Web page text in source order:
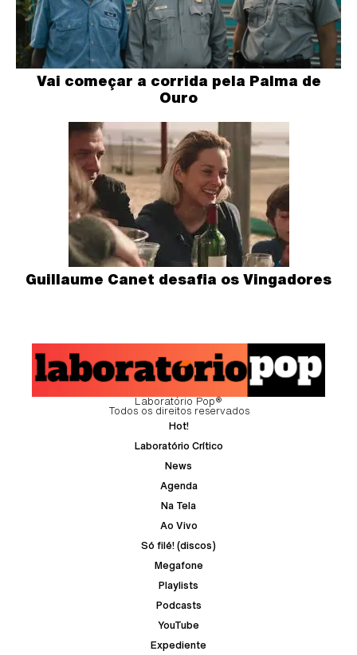
Vai começar a corrida pela Palma de
Ouro
Guillaume Canet desafia os Vingadores
Laboratório Pop®
Todos os direitos reservados
Hot!
Laboratório Crítico
News
Agenda
Na Tela
Ao Vivo
Só filé! (discos)
Megafone
Playlists
Podcasts
YouTube
Expediente